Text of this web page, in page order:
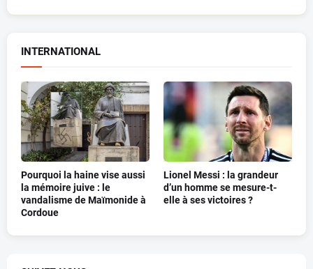
INTERNATIONAL
Pourquoi la haine vise aussi
la mémoire juive : le
vandalisme de Maïmonide à
Cordoue
Lionel Messi : la grandeur
d’un homme se mesure-t-
elle à ses victoires ?